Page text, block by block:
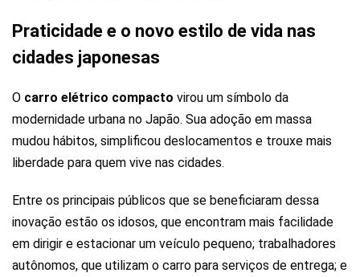
Praticidade e o novo estilo de vida nas
cidades japonesas
O carro elétrico compacto virou um símbolo da
modernidade urbana no Japão. Sua adoção em massa
mudou hábitos, simplificou deslocamentos e trouxe mais
liberdade para quem vive nas cidades.
Entre os principais públicos que se beneficiaram dessa
inovação estão os idosos, que encontram mais facilidade
em dirigir e estacionar um veículo pequeno; trabalhadores
autônomos, que utilizam o carro para serviços de entrega; e